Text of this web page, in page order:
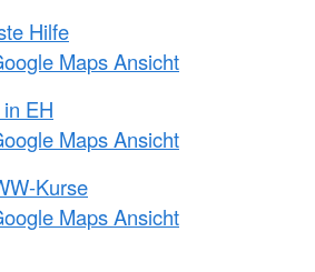
Hilfe
Maps Ansicht
EH
Maps Ansicht
Kurse
Maps Ansicht